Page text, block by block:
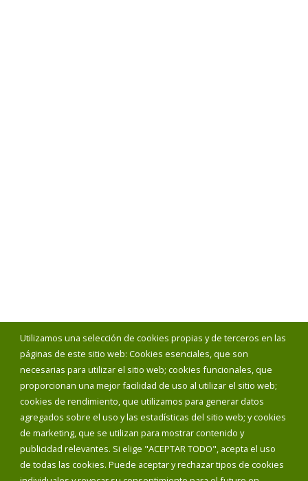
Utilizamos una selección de cookies propias y de terceros en las
páginas de este sitio web: Cookies esenciales, que son
necesarias para utilizar el sitio web; cookies funcionales, que
proporcionan una mejor facilidad de uso al utilizar el sitio web;
cookies de rendimiento, que utilizamos para generar datos
agregados sobre el uso y las estadísticas del sitio web; y cookies
de marketing, que se utilizan para mostrar contenido y
publicidad relevantes. Si elige "ACEPTAR TODO", acepta el uso
de todas las cookies. Puede aceptar y rechazar tipos de cookies